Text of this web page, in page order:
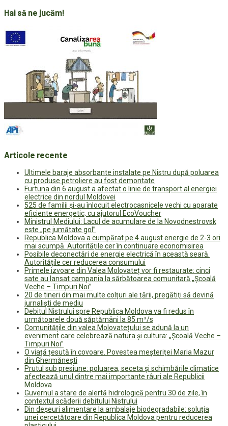
Hai să ne jucăm!
Articole recente
Ultimele baraje absorbante instalate pe Nistru după poluarea
cu produse petroliere au fost demontate
Furtuna din 6 august a afectat o linie de transport al energiei
electrice din nordul Moldovei
525 de familii și-au înlocuit electrocasnicele vechi cu aparate
eficiente energetic, cu ajutorul EcoVoucher
Ministrul Mediului: Lacul de acumulare de la Novodnestrovsk
este „pe jumătate gol”
Republica Moldova a cumpărat pe 4 august energie de 2-3 ori
mai scumpă. Autoritățile cer în continuare economisirea
Posibile deconectări de energie electrică în această seară.
Autoritățile cer reducerea consumului
Primele izvoare din Valea Molovateț vor fi restaurate: cinci
sate au lansat campania la sărbătoarea comunitară „Școală
Veche – Timpuri Noi”
20 de tineri din mai multe colțuri ale țării, pregătiți să devină
jurnaliști de mediu
Debitul Nistrului spre Republica Moldova va fi redus în
următoarele două săptămâni la 85 m³/s
Comunitățile din valea Molovatețului se adună la un
eveniment care celebrează natura și cultura: „Școală Veche –
Timpuri Noi”
O viață țesută în covoare. Povestea meșteriței Maria Mazur
din Ghermănești
Prutul sub presiune: poluarea, seceta și schimbările climatice
afectează unul dintre mai importante râuri ale Republicii
Moldova
Guvernul a stare de alertă hidrologică pentru 30 de zile, în
contextul scăderii debitului Nistrului
Din deșeuri alimentare la ambalaje biodegradabile: soluția
unei cercetătoare din Republica Moldova pentru reducerea